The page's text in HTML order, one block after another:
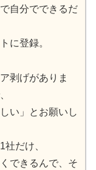
自分でできるだ
に登録。
剥げがありま
い」とお願いし
だけ、
できるんで、そ